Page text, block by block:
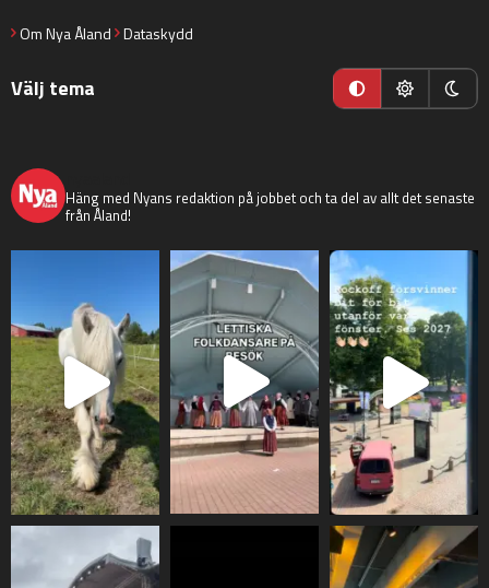
Om Nya Åland Dataskydd
Välj tema
Häng med Nyans redaktion på jobbet och ta del av allt det senaste
från Åland!